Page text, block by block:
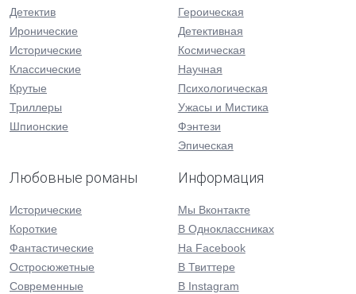
Детектив
Иронические
Исторические
Классические
Крутые
Триллеры
Шпионские
Героическая
Детективная
Космическая
Научная
Психологическая
Ужасы и Мистика
Фэнтези
Эпическая
Любовные романы
Исторические
Короткие
Фантастические
Остросюжетные
Современные
Информация
Мы Вконтакте
В Одноклассниках
На Facebook
В Твиттере
В Instagram